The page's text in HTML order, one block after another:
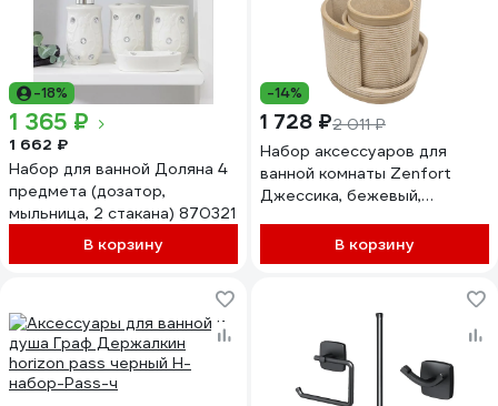
-18%
1 365 ₽
1 662 ₽
Набор для ванной Доляна 4
предмета (дозатор,
мыльница, 2 стакана) 870321
В корзину
-14%
1 728 ₽2 011 ₽
Набор аксессуаров для
ванной комнаты Zenfort
Джессика, бежевый,
В корзину